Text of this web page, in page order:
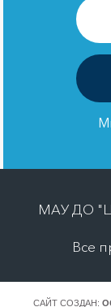
МАУ ДО
Все
САЙТ СОЗДАН: